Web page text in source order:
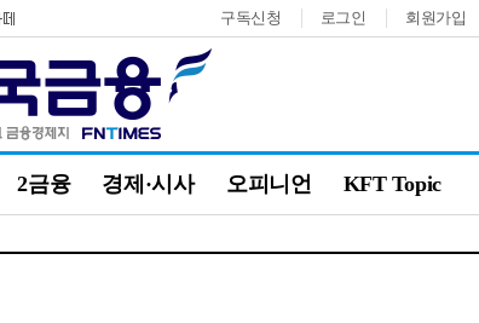
구독신청 로그인 회원가입
2금융 경제·시사 오피니언 KFT Topic